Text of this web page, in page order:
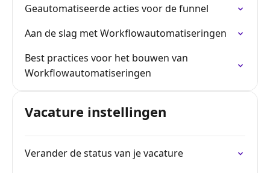
Geautomatiseerde acties voor de funnel
Aan de slag met Workflowautomatiseringen
Best practices voor het bouwen van
Workflowautomatiseringen
Vacature instellingen
Verander de status van je vacature